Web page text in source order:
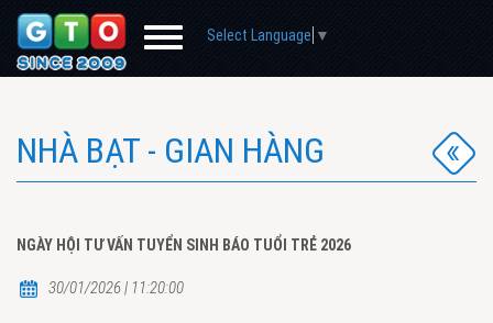
Select Language ▼
NHÀ BẠT - GIAN HÀNG
NGÀY HỘI TƯ VẤN TUYỂN SINH BÁO TUỔI TRẺ 2026
30/01/2026 | 11:20:00